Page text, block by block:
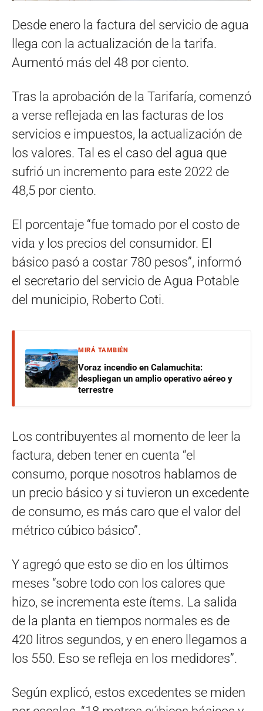
Desde enero la factura del servicio de agua
llega con la actualización de la tarifa.
Aumentó más del 48 por ciento.
Tras la aprobación de la Tarifaría, comenzó
a verse reflejada en las facturas de los
servicios e impuestos, la actualización de
los valores. Tal es el caso del agua que
sufrió un incremento para este 2022 de
48,5 por ciento.
El porcentaje “fue tomado por el costo de
vida y los precios del consumidor. El
básico pasó a costar 780 pesos”, informó
el secretario del servicio de Agua Potable
del municipio, Roberto Coti.
MIRÁ TAMBIÉN
Voraz incendio en Calamuchita:
despliegan un amplio operativo aéreo y
terrestre
Los contribuyentes al momento de leer la
factura, deben tener en cuenta “el
consumo, porque nosotros hablamos de
un precio básico y si tuvieron un excedente
de consumo, es más caro que el valor del
métrico cúbico básico”.
Y agregó que esto se dio en los últimos
meses “sobre todo con los calores que
hizo, se incrementa este ítems. La salida
de la planta en tiempos normales es de
420 litros segundos, y en enero llegamos a
los 550. Eso se refleja en los medidores”.
Según explicó, estos excedentes se miden